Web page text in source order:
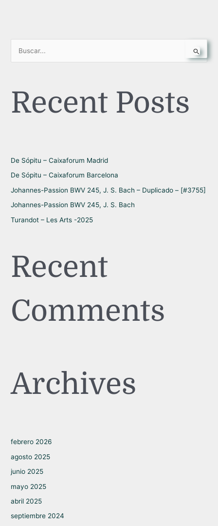
c
r
:
Recent Posts
De Sópitu – Caixaforum Madrid
De Sópitu – Caixaforum Barcelona
Johannes-Passion BWV 245, J. S. Bach – Duplicado – [#3755]
Johannes-Passion BWV 245, J. S. Bach
Turandot – Les Arts -2025
Recent
Comments
Archives
febrero 2026
agosto 2025
junio 2025
mayo 2025
abril 2025
septiembre 2024